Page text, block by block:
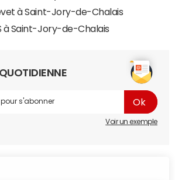
à Saint-Jory-de-Chalais
à Saint-Jory-de-Chalais
Voir un exemple